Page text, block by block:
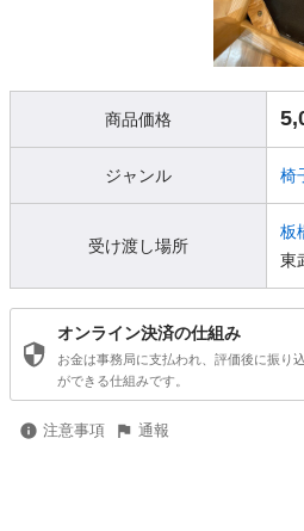
商品価格
ジャンル 椅
受け渡し場所
板
東
オンライン決済の仕組み
お金は事務局に支払われ、評価後に振り
ができる仕組みです。
注意事項 通報